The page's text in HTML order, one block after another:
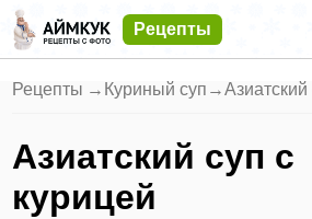
Рецепты
Рецепты → Куриный суп →Азиатский
Азиатский суп с
курицей